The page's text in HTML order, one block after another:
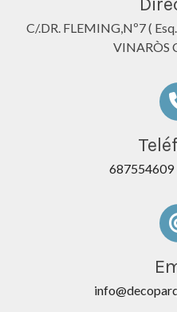
C/.DR. FLEMING,Nº7 (
VINARÒS
687554609